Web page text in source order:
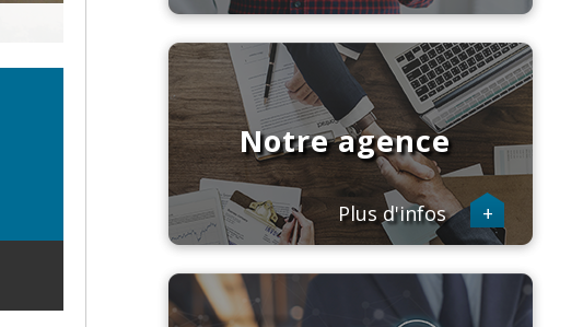
Notre agence
Plus d'infos +